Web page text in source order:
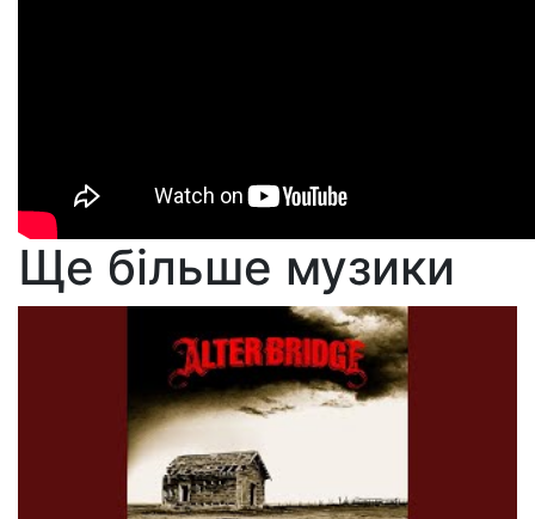
Ще більше музики